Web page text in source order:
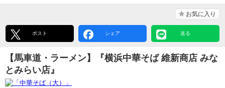
お気に入り
ポスト シェア 送る
【馬車道・ラーメン】『横浜中華そば 維新商店 みな
とみらい店』